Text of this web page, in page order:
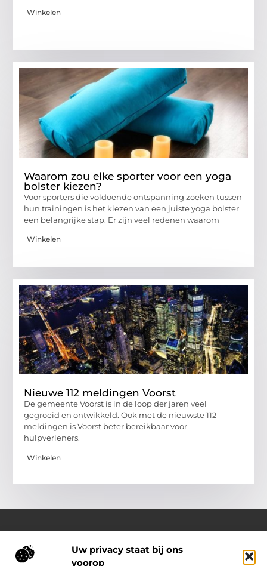
Uw privacy staat bij ons
voorop
Winkelen
Waarom zou elke sporter voor een yoga
bolster kiezen?
Voor sporters die voldoende ontspanning zoeken tussen
hun trainingen is het kiezen van een juiste yoga bolster
een belangrijke stap. Er zijn veel redenen waarom
Winkelen
Nieuwe 112 meldingen Voorst
De gemeente Voorst is in de loop der jaren veel
gegroeid en ontwikkeld. Ook met de nieuwste 112
meldingen is Voorst beter bereikbaar voor
hulpverleners.
Winkelen
Over Outdoor-vakantie-boeken.nl